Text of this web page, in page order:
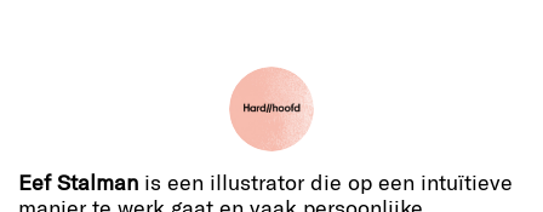
Eef Stalman is een illustrator die op een intuïtieve